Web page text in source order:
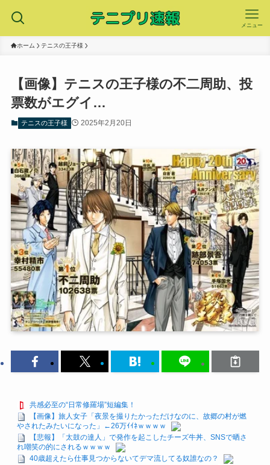
メニュー
ホーム テニスの王子様
【画像】テニスの王子様の不二周助、投
票数がエグイ…
テニスの王子様 2025年2月20日
共感必至の“日常修羅場”短編集！
【画像】旅人女子「夜景を撮りたかっただけなのに、故郷の村が燃
やされたみたいになった」←26万ｲｲﾈｗｗｗｗ
【悲報】「太鼓の達人」で発作を起こしたチーズ牛丼、SNSで晒さ
れ嘲笑の的にされるｗｗｗｗ
40歳超えたら仕事見つからないてデマ流してる奴誰なの？